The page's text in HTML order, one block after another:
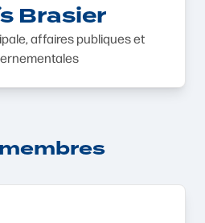
Brasier
affaires publiques et